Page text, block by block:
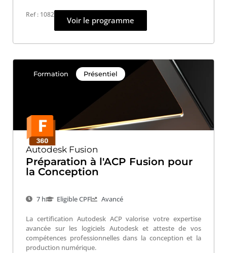
Ref : 1082
Voir le programme
Formation Présentiel
Autodesk Fusion
Préparation à l'ACP Fusion pour
la Conception
7 h Eligible CPF Avancé
La certification Autodesk ACP valorise votre expertise
avancée sur les logiciels Autodesk et atteste de vos
compétences professionnelles dans la conception et la
production numérique.